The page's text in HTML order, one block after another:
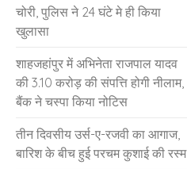
चोरी, पुलिस ने 24 घंटे मे ही किया
खुलासा
शाहजहांपुर में अभिनेता राजपाल यादव
की 3.10 करोड़ की संपत्ति होगी नीलाम,
बैंक ने चस्पा किया नोटिस
तीन दिवसीय उर्स-ए-रजवी का आगाज,
बारिश के बीच हुई परचम कुशाई की रस्म